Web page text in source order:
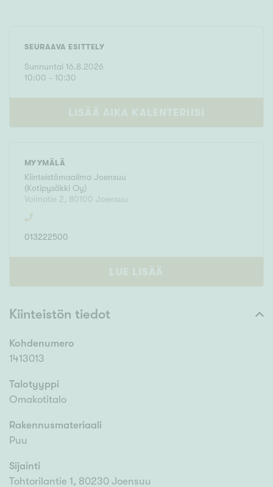
SEURAAVA ESITTELY
Sunnuntai 16.8.2026
10:00 - 10:30
LISÄÄ AIKA KALENTERIISI
MYYMÄLÄ
Kiinteistömaailma Joensuu
(Kotipysäkki Oy)
Voimatie 2, 80100 Joensuu
013222500
LUE LISÄÄ
Kiinteistön tiedot
Kohdenumero
1413013
Talotyyppi
Omakotitalo
Rakennusmateriaali
Puu
Sijainti
Tohtorilantie 1, 80230 Joensuu